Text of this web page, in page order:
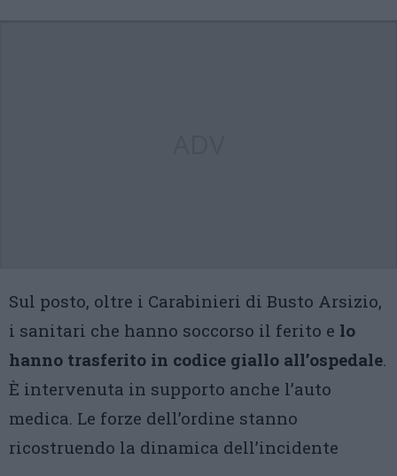
Sul posto, oltre i Carabinieri di Busto Arsizio,
i sanitari che hanno soccorso il ferito e lo
hanno trasferito in codice giallo all’ospedale.
È intervenuta in supporto anche l’auto
medica. Le forze dell’ordine stanno
ricostruendo la dinamica dell’incidente